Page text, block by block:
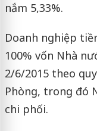
nắm 5,33%.
Doanh nghiệp
100% vốn Nhà
2/6/2015 theo
Phòng, trong đó
chi phối.